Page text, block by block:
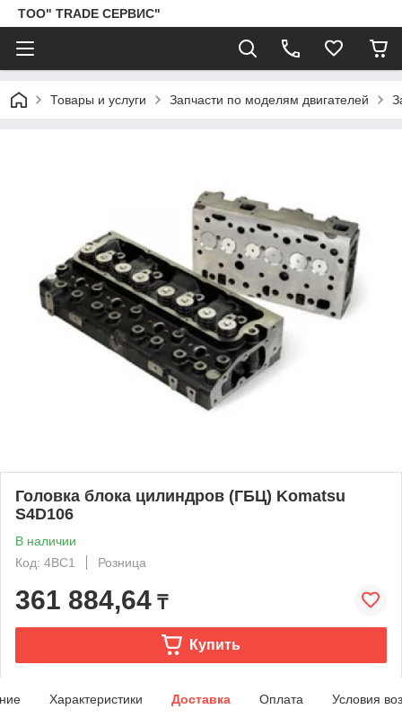
ТОО" TRADE СЕРВИС"
Товары и услуги Запчасти по моделям двигателей
Головка блока цилиндров (ГБЦ) Komatsu
S4D106
В наличии
Код: 4BC1
Розница
361 884,64 ₸
Купить
Характеристики Доставка Оплата Условия